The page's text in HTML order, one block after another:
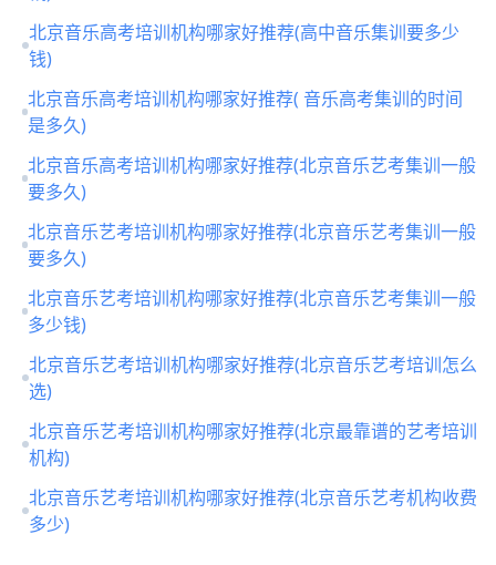
北京音乐高考培训机构哪家好推荐(高中音乐集训要多少
钱)
北京音乐高考培训机构哪家好推荐( 音乐高考集训的时间
是多久)
北京音乐高考培训机构哪家好推荐(北京音乐艺考集训一般
要多久)
北京音乐艺考培训机构哪家好推荐(北京音乐艺考集训一般
要多久)
北京音乐艺考培训机构哪家好推荐(北京音乐艺考集训一般
多少钱)
北京音乐艺考培训机构哪家好推荐(北京音乐艺考培训怎么
选)
北京音乐艺考培训机构哪家好推荐(北京最靠谱的艺考培训
机构)
北京音乐艺考培训机构哪家好推荐(北京音乐艺考机构收费
多少)